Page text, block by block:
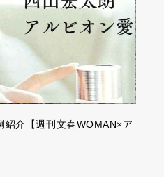
紹介【週刊文春WOMAN×ア